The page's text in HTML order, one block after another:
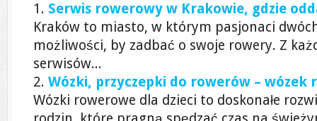
Serwis rowerowy w Krakowie, gdzie
Kraków to miasto, w którym pasjonaci
możliwości, by zadbać o swoje rowery. Z
serwisów...
Wózki, przyczepki do rowerów – wózek
Wózki rowerowe dla dzieci to doskonałe